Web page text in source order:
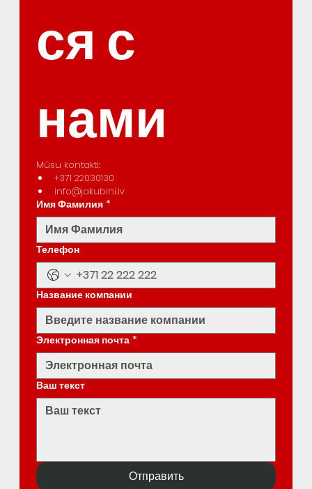
ся с
нами
Mūsu kontakti:
+371 22030130
info@jakubini.lv
Имя Фамилия *
Телефон
Название компании
Электронная почта *
Ваш текст
Отправить